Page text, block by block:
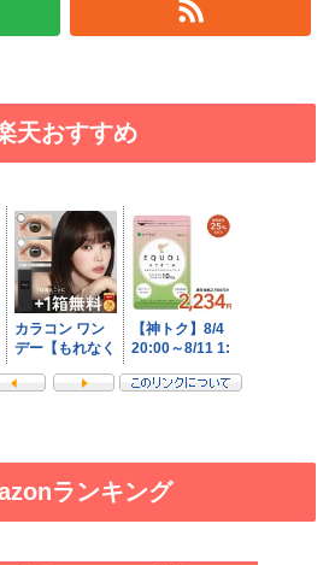
天おすすめ
ランキング